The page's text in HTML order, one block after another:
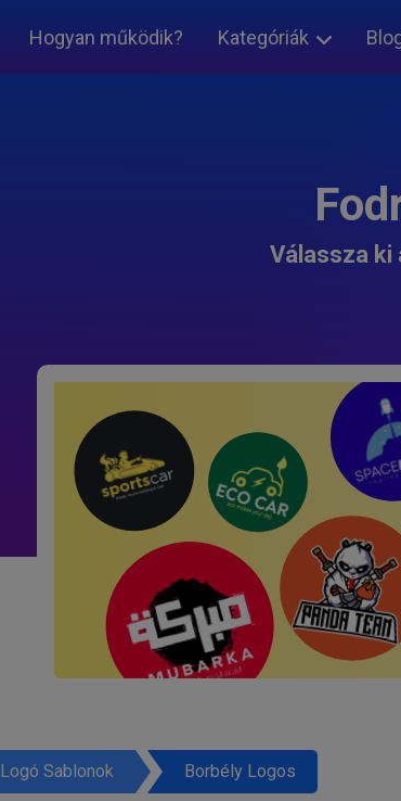
Hogyan működik? Kategóriák
Válassza ki
Logó Sablonok Borbély Logos